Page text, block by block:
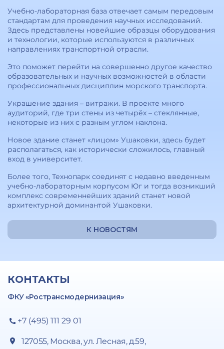
Учебно-лабораторная база отвечает самым передовым
стандартам для проведения научных исследований.
Здесь представлены новейшие образцы оборудования
и технологии, которые используются в различных
направлениях транспортной отрасли.
Это поможет перейти на совершенно другое качество
образовательных и научных возможностей в области
профессиональных дисциплин морского транспорта.
Украшение здания – витражи. В проекте много
аудиторий, где три стены из четырёх – стеклянные,
некоторые из них с разным углом наклона.
Новое здание станет «лицом» Ушаковки, здесь будет
располагаться, как исторически сложилось, главный
вход в университет.
Более того, Технопарк соединят с недавно введенным
учебно-лабораторным корпусом Юг и тогда возникший
комплекс современнейших зданий станет новой
архитектурной доминантой Ушаковки.
К НОВОСТЯМ
КОНТАКТЫ
ФКУ «Ространсмодернизация»
+7 (495) 111 29 01
127055, Москва, ул. Лесная, д.59,